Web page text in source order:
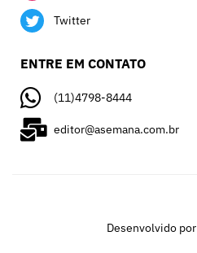
Twitter
ENTRE EM CONTATO
(11)4798-8444
editor@asemana.com.br
Desenvolvido por